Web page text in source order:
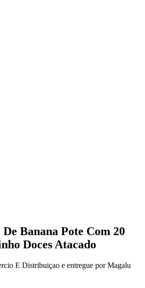
Banana Pote Com 20
Doces Atacado
E Distribuiçao e entregue por Magalu